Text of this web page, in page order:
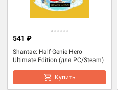
Shantae: Half-Genie Hero
Ultimate Edition (для PC/Steam)
541 ₽
Купить